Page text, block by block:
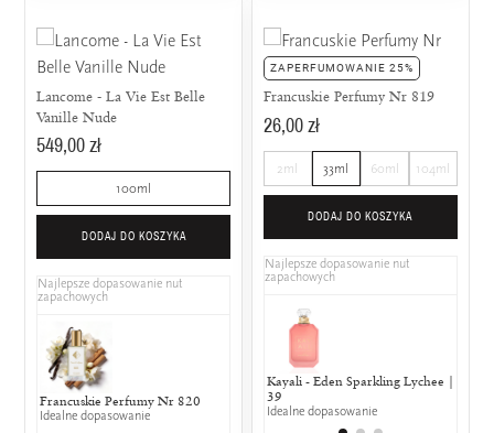
Lancome - La Vie Est Belle
Vanille Nude
549,00 zł
100ml
DODAJ DO KOSZYKA
Najlepsze dopasowanie nut
zapachowych
Francuskie Perfumy Nr 820
Idealne dopasowanie
ZAPERFUMOWANIE 25%
Francuskie Perfumy Nr 819
26,00 zł
2ml 33ml 60ml 104ml
DODAJ DO KOSZYKA
Najlepsze dopasowanie nut
zapachowych
Kayali - Eden Sparkling Lychee |
39
Idealne dopasowanie